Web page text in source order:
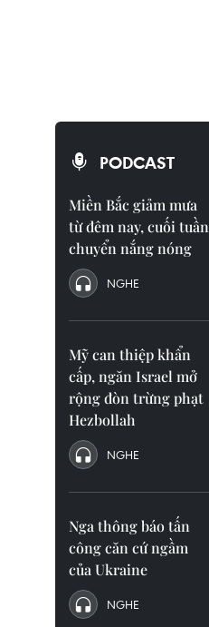
PODCAST
Miền Bắc giảm mưa
từ đêm nay, cuối tuần
chuyển nắng nóng
NGHE
Mỹ can thiệp khẩn
cấp, ngăn Israel mở
rộng đòn trừng phạt
Hezbollah
NGHE
Nga thông báo tấn
công căn cứ ngầm
của Ukraine
NGHE